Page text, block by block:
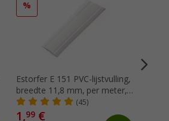
%
Estorfer E 151 PVC-lijstvulling,
breedte 11,8 mm, per meter,
wit
(45)
1,99 €